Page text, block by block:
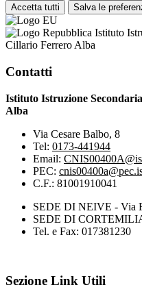
Accetta tutti Salva le
Istituto
Cillario Ferrero Alba
Contatti
Istituto Istruzione
Alba
Via Cesare Balbo, 8
Tel: 0173-441944
Email:
PEC:
C.F.: 81001910041
SEDE DI NEIVE - Via
SEDE DI
Tel. e Fax: 017381230
Sezione Link Utili